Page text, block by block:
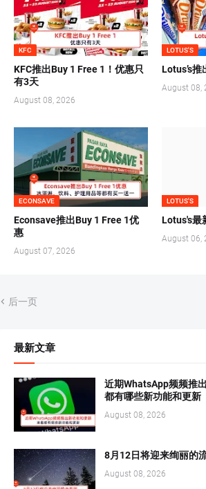
KFC
KFC推出Buy 1 Free 1！优惠只
有3天
August 08, 2026
LOTUS'S
Lotus’s推
August 08,
ECONSAVE
Econsave推出Buy 1 Free 1优
惠
August 07, 2026
LOTUS'S
Lotus's最
August 06,
后一页
最新文章
近期WhatsApp频频推
都有哪些新功能和更新
August 08, 2026
8月12日将迎来绚丽的
August 08, 2026